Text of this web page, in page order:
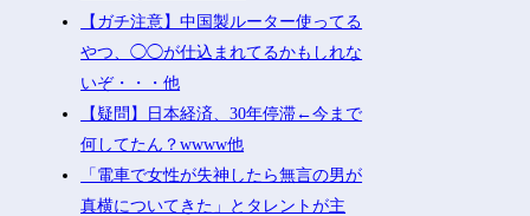
【ガチ注意】中国製ルーター使ってる
やつ、◯◯が仕込まれてるかもしれな
いぞ・・・他
【疑問】日本経済、30年停滞←今まで
何してたん？wwww他
「電車で女性が失神したら無言の男が
真横についてきた」とタレントが主